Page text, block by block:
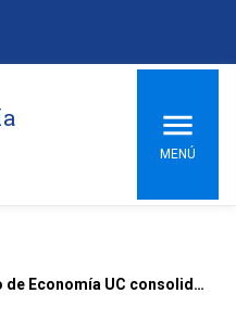
MENÚ
Instituto de Economía UC consolida presencia regional con diplomados impartidos al Banco Central de Honduras